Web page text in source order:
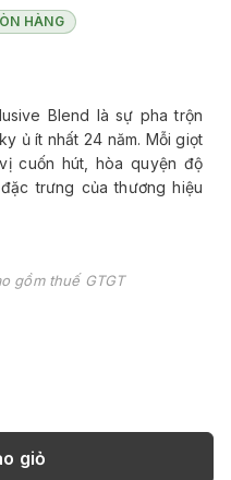
HÀNG
Blend là sự pha trộn
ủ ít nhất 24 năm. Mỗi giọt
cuốn hút, hòa quyện độ
trưng của thương hiệu
gồm thuế GTGT
giỏ